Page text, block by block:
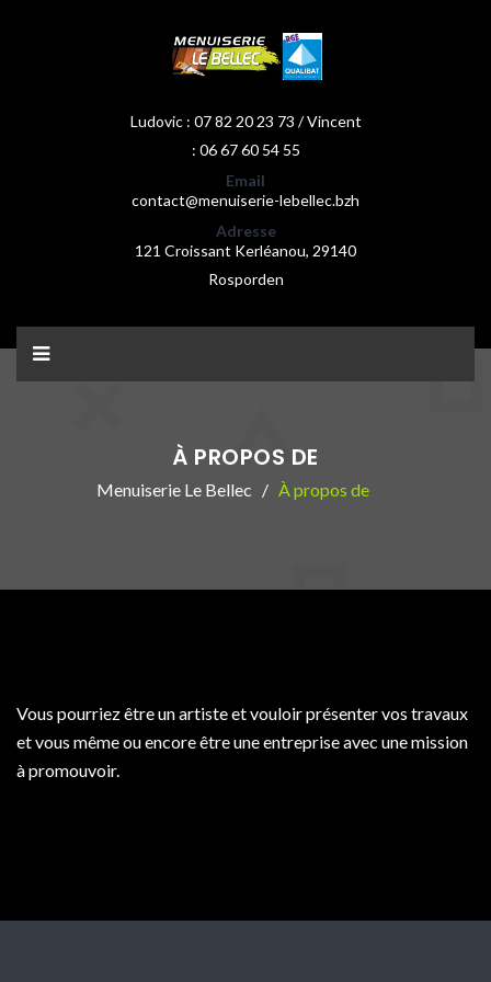
Ludovic : 07 82 20 23 73 / Vincent
: 06 67 60 54 55
Email
contact@menuiserie-lebellec.bzh
Adresse
121 Croissant Kerléanou, 29140
Rosporden
À PROPOS DE
Menuiserie Le Bellec À propos de
Vous pourriez être un artiste et vouloir présenter vos travaux
et vous même ou encore être une entreprise avec une mission
à promouvoir.